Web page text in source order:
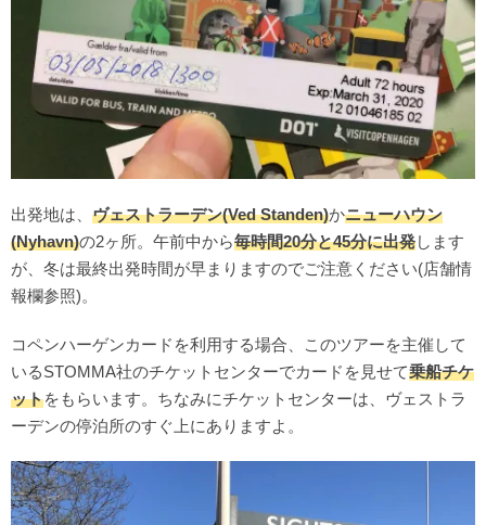
出発地は、 ヴェストラーデン(Ved Standen)かニューハウン
(Nyhavn)の2ヶ所。午前中から毎時間20分と45分に出発します
が、冬は最終出発時間が早まりますのでご注意ください(店舗情
報欄参照)。
コペンハーゲンカードを利用する場合、このツアーを主催して
いるSTOMMA社のチケットセンターでカードを見せて乗船チケ
ットをもらいます。ちなみにチケットセンターは、ヴェストラ
ーデンの停泊所のすぐ上にありますよ。